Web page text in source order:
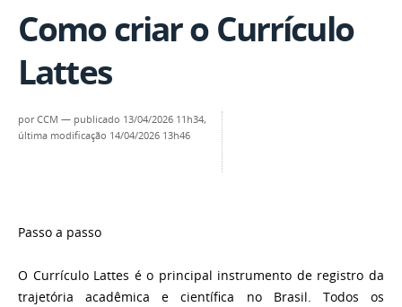
Como criar o Currículo
Lattes
porCCM — publicado 13/04/2026 11h34,
última modificação 14/04/2026 13h46
Passo a passo
O Currículo Lattes é o principal instrumento de registro da
trajetória acadêmica e científica no Brasil. Todos os